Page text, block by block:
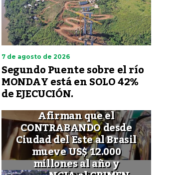
7 de agosto de 2026
Segundo Puente sobre el río
MONDAY está en SOLO 42%
de EJECUCIÓN.
Afirman que el
CONTRABANDO desde
Ciudad del Este al Brasil
mueve US$ 12.000
millones al año y